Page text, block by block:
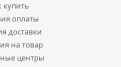
купить
оплаты
доставки
на товар
центры